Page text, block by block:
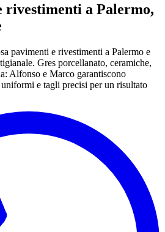
rivestimenti a Palermo,
pavimenti e rivestimenti a Palermo e
Gres porcellanato, ceramiche,
Alfonso e Marco garantiscono
e tagli precisi per un risultato